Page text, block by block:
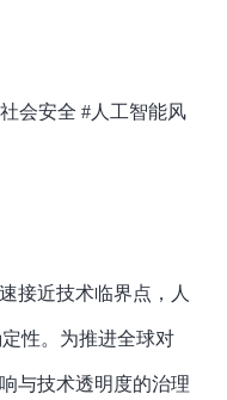
会安全 #人工智能风
接近技术临界点，人
性。为推进全球对
与技术透明度的治理